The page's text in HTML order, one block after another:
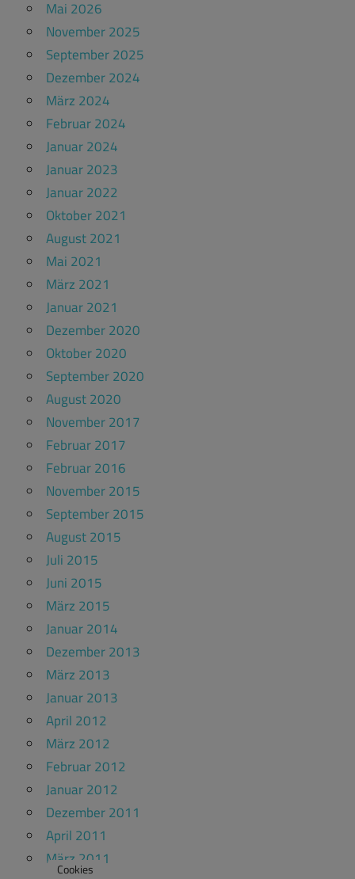
Mai 2026
November 2025
September 2025
Dezember 2024
März 2024
Februar 2024
Januar 2024
Januar 2023
Januar 2022
Oktober 2021
August 2021
Mai 2021
März 2021
Januar 2021
Dezember 2020
Oktober 2020
September 2020
August 2020
November 2017
Februar 2017
Februar 2016
November 2015
September 2015
August 2015
Juli 2015
Juni 2015
März 2015
Januar 2014
Dezember 2013
März 2013
Januar 2013
April 2012
März 2012
Februar 2012
Januar 2012
Dezember 2011
April 2011
März 2011
Cookies